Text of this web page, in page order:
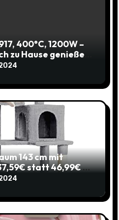
400°C, 1200W –
zu Hause genießen!
143 cm mit
statt 46,99€ –